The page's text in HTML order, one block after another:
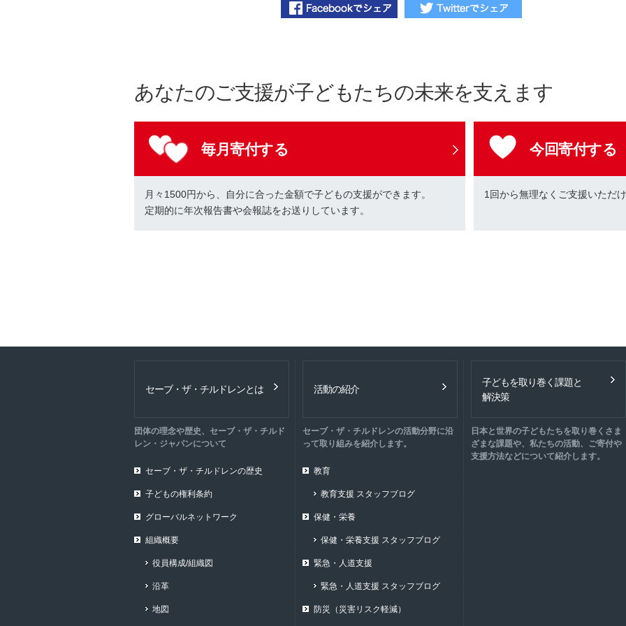
あなたのご支援が子どもたちの未来を支えます
毎月寄付する
月々1500円から、自分に合った金額で子どもの支援ができます。
定期的に年次報告書や会報誌をお送りしています。
今回寄付する
1回から無理なくご支援いただ
セーブ・ザ・チルドレンとは
団体の理念や歴史、セーブ・ザ・チルド
レン・ジャパンについて
セーブ・ザ・チルドレンの歴史
子どもの権利条約
グローバルネットワーク
組織概要
役員構成/組織図
沿革
地図
活動の紹介
セーブ・ザ・チルドレンの活動分野に沿
って取り組みを紹介します。
教育
教育支援 スタッフブログ
保健・栄養
保健・栄養支援 スタッフブログ
緊急・人道支援
緊急・人道支援 スタッフブログ
防災（災害リスク軽減）
子どもを取り巻く課題と
解決策
日本と世界の子どもたちを取り巻くさま
ざまな課題や、私たちの活動、ご寄付や
支援方法などについて紹介します。